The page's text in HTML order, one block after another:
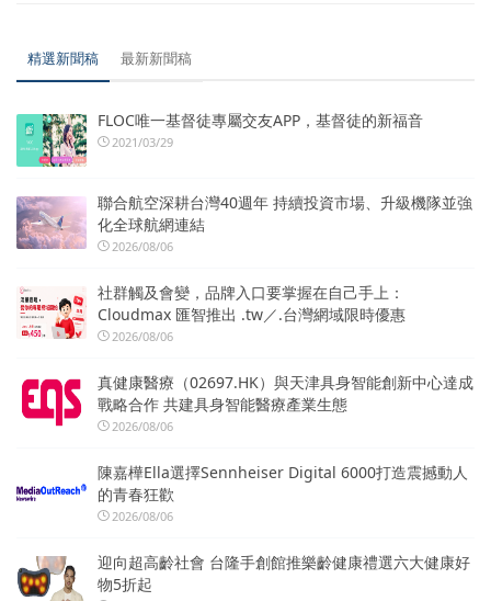
精選新聞稿 最新新聞稿
FLOC唯一基督徒專屬交友APP，基督徒的新福音
2021/03/29
聯合航空深耕台灣40週年 持續投資市場、升級機隊並強
化全球航網連結
2026/08/06
社群觸及會變，品牌入口要掌握在自己手上：
Cloudmax 匯智推出 .tw／.台灣網域限時優惠
2026/08/06
真健康醫療（02697.HK）與天津具身智能創新中心達成
戰略合作 共建具身智能醫療產業生態
2026/08/06
陳嘉樺Ella選擇Sennheiser Digital 6000打造震撼動人
的青春狂歡
2026/08/06
迎向超高齡社會 台隆手創館推樂齡健康禮選六大健康好
物5折起